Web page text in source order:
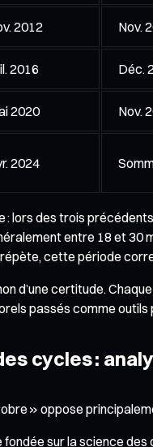
2012 Nov.
2016 Déc.
2020 Nov.
2024
: lors des trois
entre 18 et 30
cette période
non d’une certitude.
passés comme
cycles :
» oppose
sur la science des